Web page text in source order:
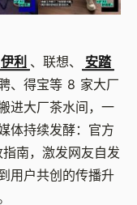
伊利 、联想、
安踏
、得宝等 8 家大厂
进大厂茶水间，一
体持续发酵：官方
南，激发网友自发
用户共创的传播升